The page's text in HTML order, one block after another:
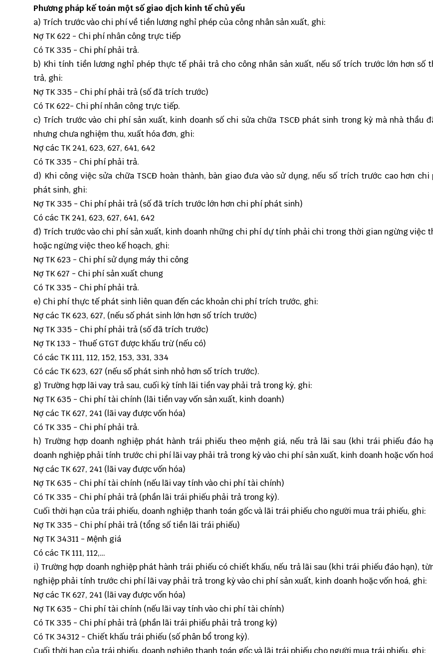
Phương pháp kế toán một số giao dịch kinh tế chủ yếu
a) Trích trước vào chi phí về tiền lương nghỉ phép của công nhân sản xuất, ghi:
Nợ TK 622 - Chi phí nhân công trực tiếp
Có TK 335 - Chi phí phải trả.
b) Khi tính tiền lương nghỉ phép thực tế phải trả cho công nhân sản xuất, nếu số trích trước lớn hơn số
trả, ghi:
Nợ TK 335 - Chi phí phải trả (số đã trích trước)
Có TK 622- Chi phí nhân công trực tiếp.
c) Trích trước vào chi phí sản xuất, kinh doanh số chi sửa chữa TSCĐ phát sinh trong kỳ mà nhà thầu
nhưng chưa nghiệm thu, xuất hóa đơn, ghi:
Nợ các TK 241, 623, 627, 641, 642
Có TK 335 - Chi phí phải trả.
d) Khi công việc sửa chữa TSCĐ hoàn thành, bàn giao đưa vào sử dụng, nếu số trích trước cao hơn
phát sinh, ghi:
Nợ TK 335 - Chi phí phải trả (số đã trích trước lớn hơn chi phí phát sinh)
Có các TK 241, 623, 627, 641, 642
đ) Trích trước vào chi phí sản xuất, kinh doanh những chi phí dự tính phải chi trong thời gian ngừng việc
hoặc ngừng việc theo kế hoạch, ghi:
Nợ TK 623 - Chi phí sử dụng máy thi công
Nợ TK 627 - Chi phí sản xuất chung
Có TK 335 - Chi phí phải trả.
e) Chi phí thực tế phát sinh liên quan đến các khoản chi phí trích trước, ghi:
Nợ các TK 623, 627, (nếu số phát sinh lớn hơn số trích trước)
Nợ TK 335 - Chi phí phải trả (số đã trích trước)
Nợ TK 133 - Thuế GTGT được khấu trừ (nếu có)
Có các TK 111, 112, 152, 153, 331, 334
Có các TK 623, 627 (nếu số phát sinh nhỏ hơn số trích trước).
g) Trường hợp lãi vay trả sau, cuối kỳ tính lãi tiền vay phải trả trong kỳ, ghi:
Nợ TK 635 - Chi phí tài chính (lãi tiền vay vốn sản xuất, kinh doanh)
Nợ các TK 627, 241 (lãi vay được vốn hóa)
Có TK 335 - Chi phí phải trả.
h) Trường hợp doanh nghiệp phát hành trái phiếu theo mệnh giá, nếu trả lãi sau (khi trái phiếu đáo
doanh nghiệp phải tính trước chi phí lãi vay phải trả trong kỳ vào chi phí sản xuất, kinh doanh hoặc vốn
Nợ các TK 627, 241 (lãi vay được vốn hóa)
Nợ TK 635 - Chi phí tài chính (nếu lãi vay tính vào chi phí tài chính)
Có TK 335 - Chi phí phải trả (phần lãi trái phiếu phải trả trong kỳ).
Cuối thời hạn của trái phiếu, doanh nghiệp thanh toán gốc và lãi trái phiếu cho người mua trái phiếu, ghi:
Nợ TK 335 - Chi phí phải trả (tổng số tiền lãi trái phiếu)
Nợ TK 34311 - Mệnh giá
Có các TK 111, 112,…
i) Trường hợp doanh nghiệp phát hành trái phiếu có chiết khấu, nếu trả lãi sau (khi trái phiếu đáo hạn),
nghiệp phải tính trước chi phí lãi vay phải trả trong kỳ vào chi phí sản xuất, kinh doanh hoặc vốn hoá, ghi:
Nợ các TK 627, 241 (lãi vay được vốn hóa)
Nợ TK 635 - Chi phí tài chính (nếu lãi vay tính vào chi phí tài chính)
Có TK 335 - Chi phí phải trả (phần lãi trái phiếu phải trả trong kỳ)
Có TK 34312 - Chiết khấu trái phiếu (số phân bổ trong kỳ).
Cuối thời hạn của trái phiếu, doanh nghiệp thanh toán gốc và lãi trái phiếu cho người mua trái phiếu, ghi: